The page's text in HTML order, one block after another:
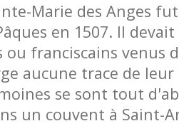
Marie des Anges
en 1507. Il
ou franciscains venus
aucune trace de leur
se sont tout
un couvent à Saint-